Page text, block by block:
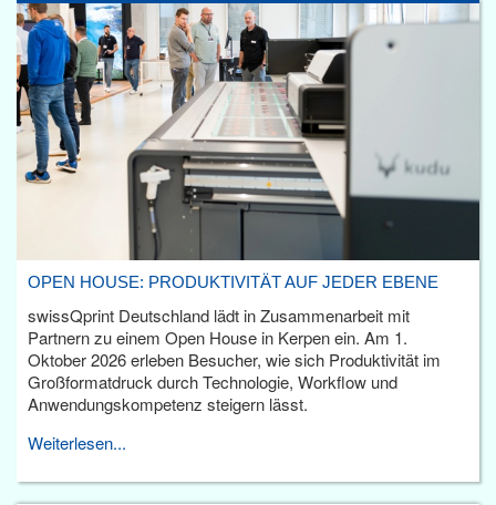
OPEN HOUSE: PRODUKTIVITÄT AUF JEDER EBENE
swissQprint Deutschland lädt in Zusammenarbeit mit
Partnern zu einem Open House in Kerpen ein. Am 1.
Oktober 2026 erleben Besucher, wie sich Produktivität im
Großformatdruck durch Technologie, Workflow und
Anwendungskompetenz steigern lässt.
Weiterlesen...